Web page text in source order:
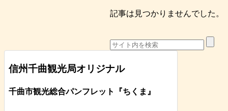
記事は見つかりませんでした。
信州千曲観光局オリジナル
千曲市観光総合パンフレット 『ちくま 』